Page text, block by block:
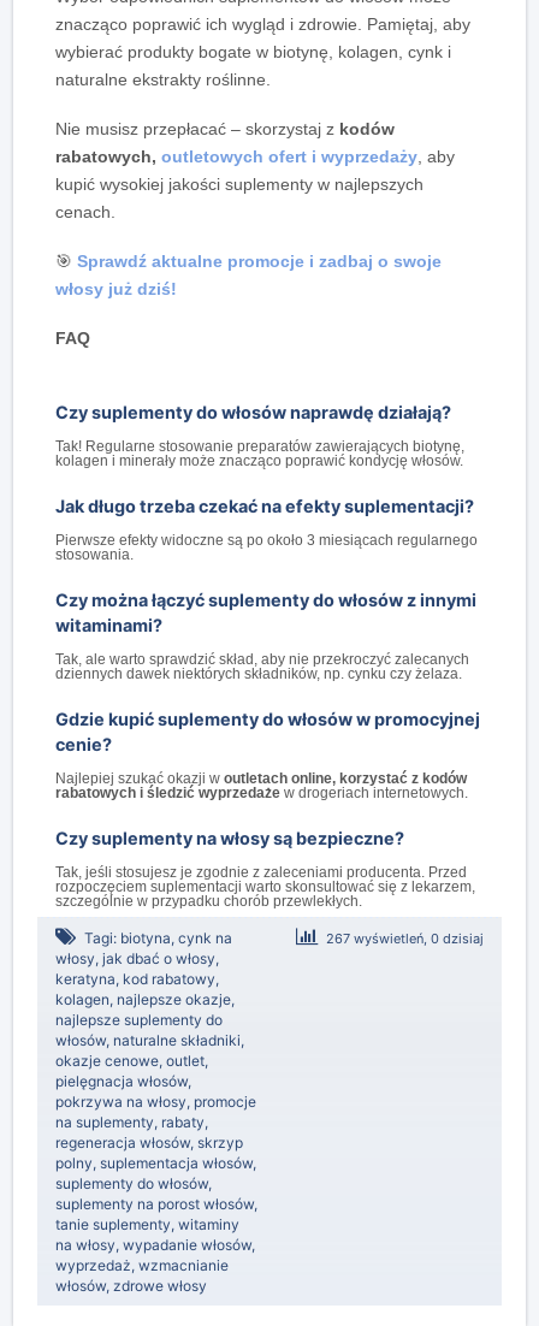
znacząco poprawić ich wygląd i zdrowie. Pamiętaj, aby
wybierać produkty bogate w biotynę, kolagen, cynk i
naturalne ekstrakty roślinne.
Nie musisz przepłacać – skorzystaj z kodów
rabatowych, outletowych ofert i wyprzedaży , aby
kupić wysokiej jakości suplementy w najlepszych
cenach.
🎯 Sprawdź aktualne promocje i zadbaj o swoje
włosy już dziś!
FAQ
Czy suplementy do włosów naprawdę działają?
Tak! Regularne stosowanie preparatów zawierających biotynę,
kolagen i minerały może znacząco poprawić kondycję włosów.
Jak długo trzeba czekać na efekty suplementacji?
Pierwsze efekty widoczne są po około 3 miesiącach regularnego
stosowania.
Czy można łączyć suplementy do włosów z innymi
witaminami?
Tak, ale warto sprawdzić skład, aby nie przekroczyć zalecanych
dziennych dawek niektórych składników, np. cynku czy żelaza.
Gdzie kupić suplementy do włosów w promocyjnej
cenie?
Najlepiej szukać okazji w outletach online, korzystać z kodów
rabatowych i śledzić wyprzedaże w drogeriach internetowych.
Czy suplementy na włosy są bezpieczne?
Tak, jeśli stosujesz je zgodnie z zaleceniami producenta. Przed
rozpoczęciem suplementacji warto skonsultować się z lekarzem,
szczególnie w przypadku chorób przewlekłych.
Tagi: biotyna, cynk na
włosy, jak dbać o włosy,
keratyna, kod rabatowy,
kolagen, najlepsze okazje,
najlepsze suplementy do
włosów, naturalne składniki,
okazje cenowe, outlet,
pielęgnacja włosów,
pokrzywa na włosy, promocje
na suplementy, rabaty,
regeneracja włosów, skrzyp
polny, suplementacja włosów,
suplementy do włosów,
suplementy na porost włosów,
tanie suplementy, witaminy
na włosy, wypadanie włosów,
wyprzedaż, wzmacnianie
włosów, zdrowe włosy
267 wyświetleń, 0 dzisiaj